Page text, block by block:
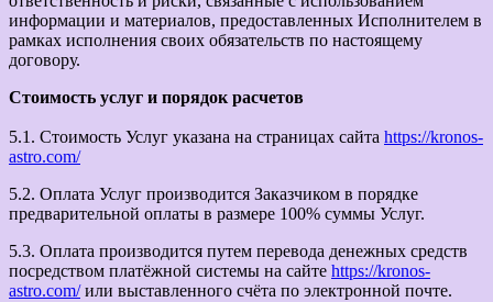
информации и материалов, предоставленных Исполнителем в
рамках исполнения своих обязательств по настоящему
договору.
Стоимость услуг и порядок расчетов
5.1. Стоимость Услуг указана на страницах сайта https://kronos-
astro.com/
5.2. Оплата Услуг производится Заказчиком в порядке
предварительной оплаты в размере 100% суммы Услуг.
5.3. Оплата производится путем перевода денежных средств
посредством платёжной системы на сайте https://kronos-
astro.com/или выставленного счёта по электронной почте.